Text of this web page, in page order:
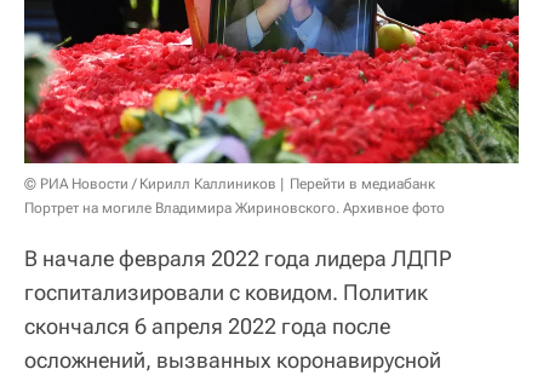
© РИА Новости / Кирилл Каллиников
Перейти в медиабанк
Портрет на могиле Владимира Жириновского. Архивное фото
В начале февраля 2022 года лидера ЛДПР
госпитализировали с ковидом. Политик
скончался 6 апреля 2022 года после
осложнений, вызванных коронавирусной